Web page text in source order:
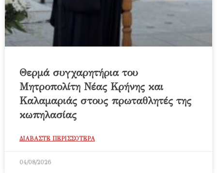
Θερμά συγχαρητήρια του
Μητροπολίτη Νέας Κρήνης και
Καλαμαριάς στους πρωταθλητές της
κωπηλασίας
ΔΙΑΒΑΣΤΕ ΠΕΡΙΣΣΟΤΕΡΑ
04/08/2026